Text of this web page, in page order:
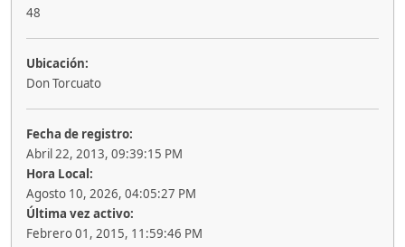
48
Ubicación:
Don Torcuato
Fecha de registro:
Abril 22, 2013, 09:39:15 PM
Hora Local:
Agosto 10, 2026, 04:05:27 PM
Última vez activo:
Febrero 01, 2015, 11:59:46 PM